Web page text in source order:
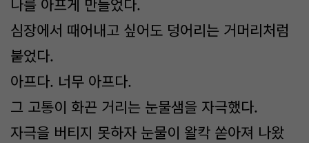
나를 아프게 만들었다.
심장에서 때어내고 싶어도 덩어리는 거머리처럼
붙었다.
아프다. 너무 아프다.
그 고통이 화끈 거리는 눈물샘을 자극했다.
자극을 버티지 못하자 눈물이 왈칵 쏟아져 나왔